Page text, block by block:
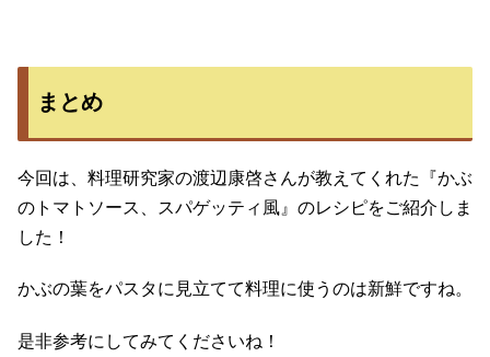
まとめ
今回は、料理研究家の渡辺康啓さんが教えてくれた『かぶ
のトマトソース、スパゲッティ風』のレシピをご紹介しま
した！
かぶの葉をパスタに見立てて料理に使うのは新鮮ですね。
是非参考にしてみてくださいね！